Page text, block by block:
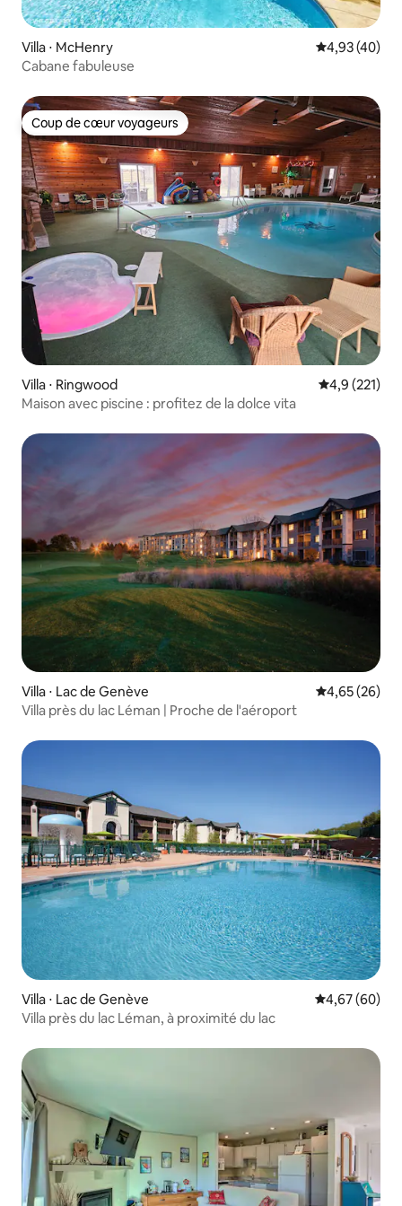
Villa ⋅ McHenry Évaluation
4,93 (40)
Cabane fabuleuse
Coup de cœur voyageurs
Coup de cœur voyageurs
Villa ⋅ Ringwood Évaluation
4,9 (221)
Maison avec piscine : profitez de la dolce vita
Villa ⋅ Lac de Genève Évaluation
4,65 (26)
Villa près du lac Léman | Proche de l'aéroport
Villa ⋅ Lac de Genève Évaluation
4,67 (60)
Villa près du lac Léman, à proximité du lac